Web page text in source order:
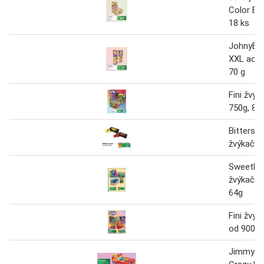
Color
18 ks
XXL
70 g
Fini
750g,
Bitters
64g
Fini
od 900g